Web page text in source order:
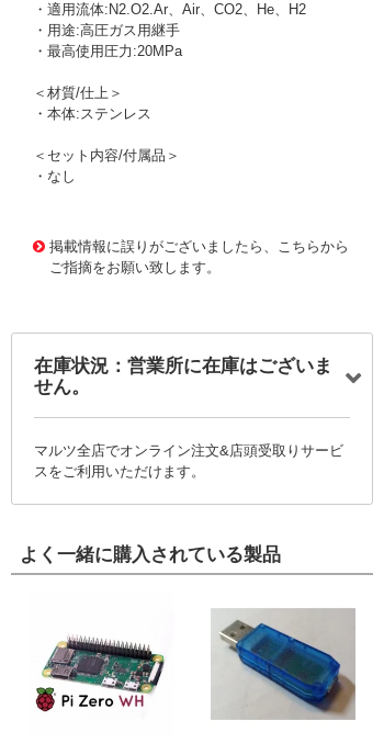
・適用流体:N2.O2.Ar、Air、CO2、He、H2
・用途:高圧ガス用継手
・最高使用圧力:20MPa
＜材質/仕上＞
・本体:ステンレス
＜セット内容/付属品＞
・なし
掲載情報に誤りがございましたら、こちらから
ご指摘をお願い致します。
在庫状況：営業所に在庫はございま
せん。
マルツ全店でオンライン注文&店頭受取りサービ
スをご利用いただけます。
よく一緒に購入されている製品